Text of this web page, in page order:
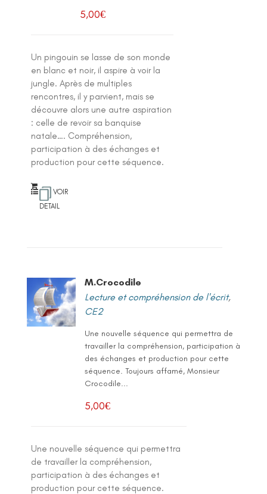
5,00€
Un pingouin se lasse de son monde
en blanc et noir, il aspire à voir la
jungle. Après de multiples
rencontres, il y parvient, mais se
découvre alors une autre aspiration
: celle de revoir sa banquise
natale…. Compréhension,
participation à des échanges et
production pour cette séquence.
VOIR
DETAIL
M.Crocodile
Lecture et compréhension de l'écrit,
CE2
Une nouvelle séquence qui permettra de
travailler la compréhension, participation à
des échanges et production pour cette
séquence. Toujours affamé, Monsieur
Crocodile...
5,00€
Une nouvelle séquence qui permettra
de travailler la compréhension,
participation à des échanges et
production pour cette séquence.